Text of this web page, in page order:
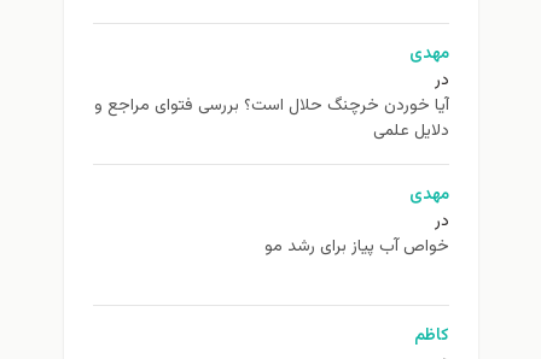
مهدی
در
آیا خوردن خرچنگ حلال است؟ بررسی فتوای مراجع و
دلایل علمی
مهدی
در
خواص آب پیاز برای رشد مو
کاظم